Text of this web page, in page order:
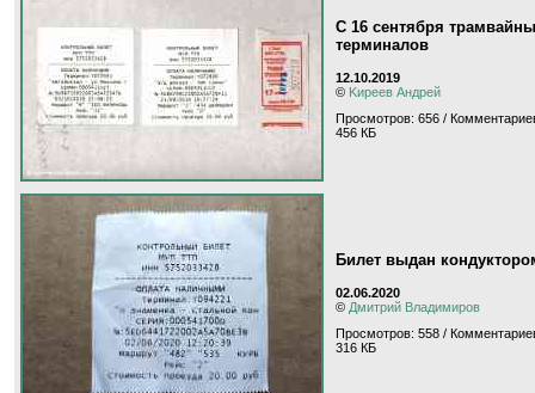
С 16 сентября
терминалов
12.10.2019
© Kиpeeв Aндpeй
Просмотров: 656 /
456 КБ
Билет выдан
02.06.2020
© Дмитрий Владимиров
Просмотров: 558 /
316 КБ